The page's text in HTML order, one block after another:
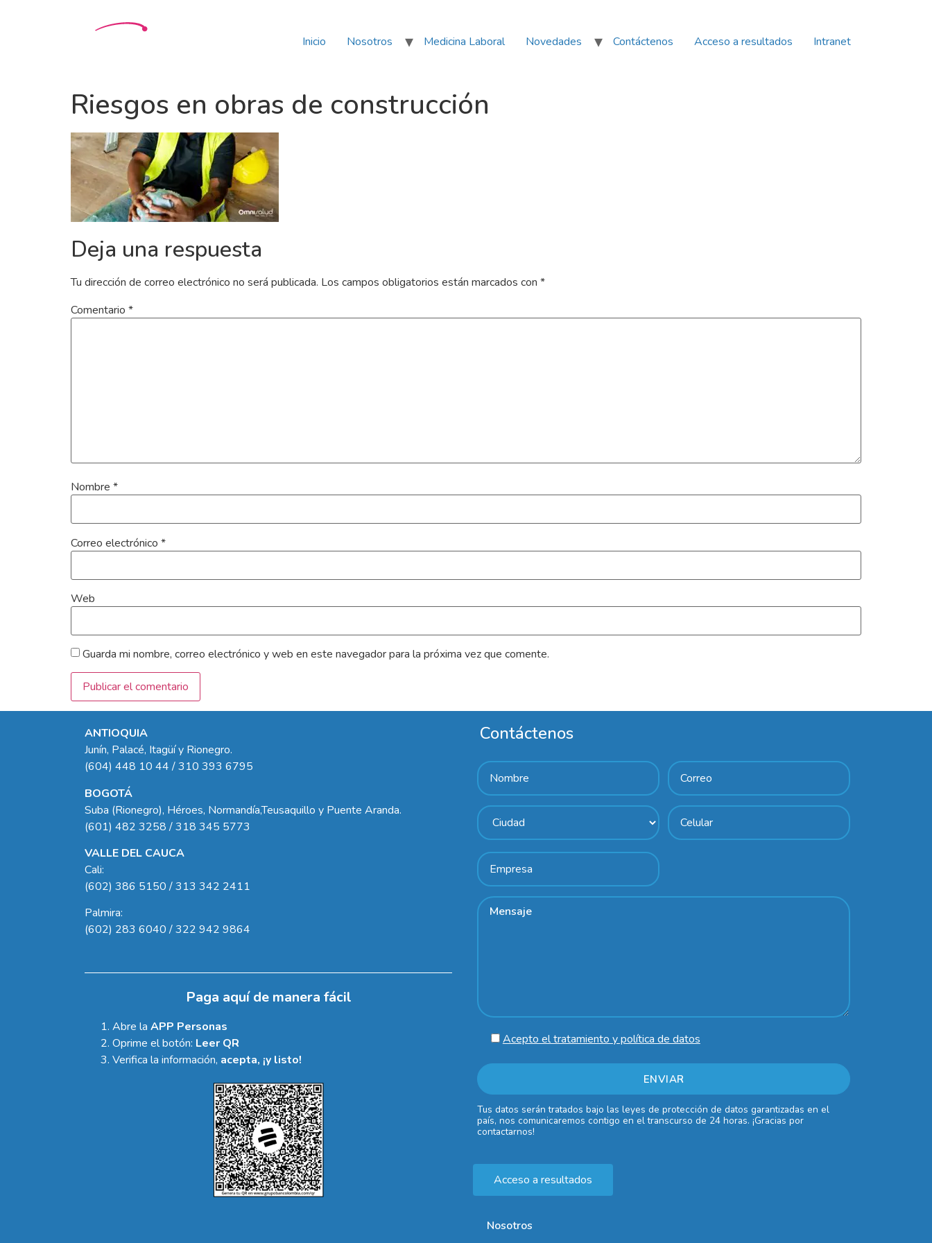
Inicio Nosotros Medicina Laboral Novedades Contáctenos Acceso a resultados Intranet
Riesgos en obras de construcción
Deja una respuesta
Tu dirección de correo electrónico no será publicada. Los campos obligatorios están marcados con *
Comentario *
Nombre *
Correo electrónico *
Web
Guarda mi nombre, correo electrónico y web en este navegador para la próxima vez que comente.
ANTIOQUIA
Junín, Palacé, Itagüí y Rionegro.
(604) 448 10 44 / 310 393 6795
BOGOTÁ
Suba (Rionegro), Héroes, Normandía,Teusaquillo y Puente Aranda.
(601) 482 3258 / 318 345 5773
VALLE DEL CAUCA
Cali:
(602) 386 5150 / 313 342 2411
Palmira:
(602) 283 6040 / 322 942 9864
Paga aquí de manera fácil
Abre la APP Personas
Oprime el botón: Leer QR
Verifica la información, acepta, ¡y listo!
Contáctenos
Acepto el tratamiento y política de datos
Tus datos serán tratados bajo las leyes de protección de datos garantizadas en el
país, nos comunicaremos contigo en el transcurso de 24 horas. ¡Gracias por
contactarnos!
Acceso a resultados
Nosotros